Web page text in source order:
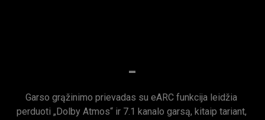
-
Garso grąžinimo prievadas su eARC funkcija leidžia
perduoti „Dolby Atmos“ ir 7.1 kanalo garsą, kitaip tariant,